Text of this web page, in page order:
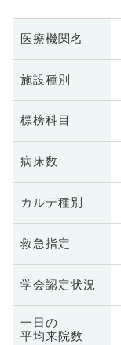
医療機関名
施設種別
標榜科目
病床数
カルテ種別
救急指定
学会認定状況
一日の
平均来院数